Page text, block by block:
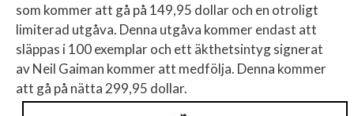
som kommer att gå på 149,95 dollar och en otroligt
limiterad utgåva. Denna utgåva kommer endast att
släppas i 100 exemplar och ett äkthetsintyg signerat
av Neil Gaiman kommer att medfölja. Denna kommer
att gå på nätta 299,95 dollar.